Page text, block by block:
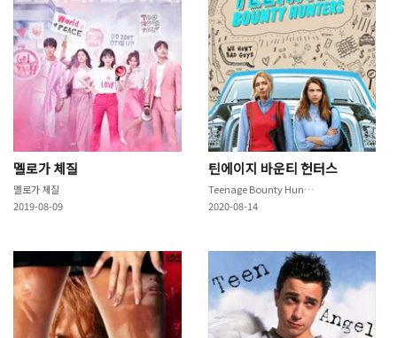
멜로가 체질
멜로가 체질
2019-08-09
틴에이지 바운티 헌터스
Teenage Bounty Hunters
2020-08-14